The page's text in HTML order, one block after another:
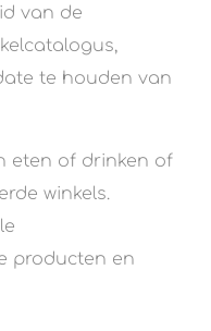
van de
te houden van
eten of drinken of
winkels.
producten en